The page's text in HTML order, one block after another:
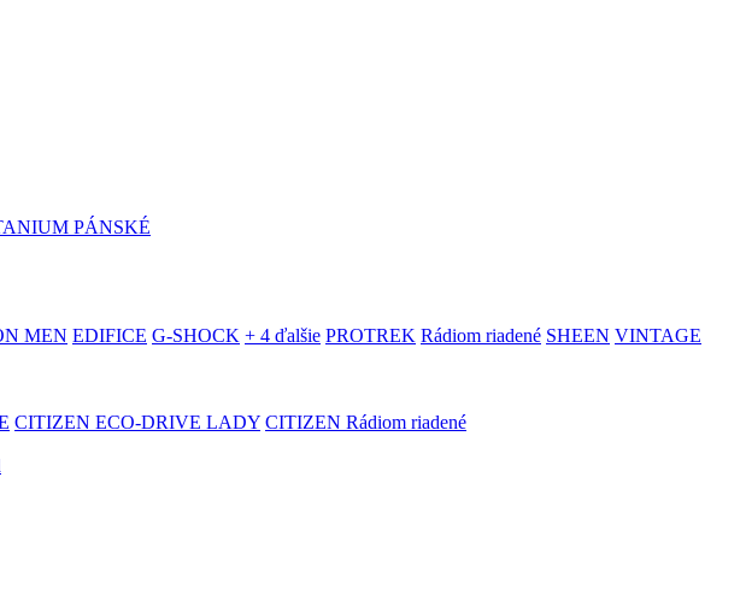
PÁNSKÉ
MEN EDIFICE G-SHOCK + 4 ďalšie PROTREK Rádiom riadené SHEEN VINTAGE
CITIZEN ECO-DRIVE LADY CITIZEN Rádiom riadené